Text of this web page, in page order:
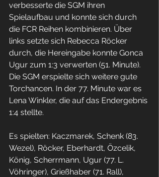
verbesserte die SGM ihren
Spielaufbau und konnte sich durch
die FCR Reihen kombinieren. Über
links setzte sich Rebecca Röcker
durch, die Hereingabe konnte Gonca
Ugur zum 1:3 verwerten (51. Minute).
Die SGM erspielte sich weitere gute
Torchancen. In der 77. Minute war es
Lena Winkler, die auf das Endergebnis
1:4 stellte.
Es spielten: Kaczmarek, Schenk (83.
Wezel), Röcker, Eberhardt, Özcelik,
König, Scherrmann, Ugur (77. L.
Vöhringer), Grießhaber (71. Rall),